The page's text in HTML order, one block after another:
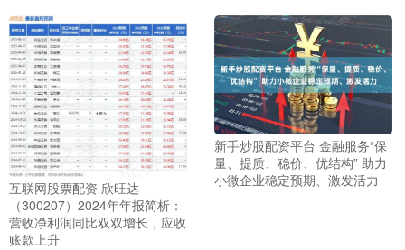
互联网股票配资 欣旺达
（300207）2024年年报简析：
营收净利润同比双双增长，应收
账款上升
新手炒股配资平台 金融服务“保
量、提质、稳价、优结构” 助力
小微企业稳定预期、激发活力